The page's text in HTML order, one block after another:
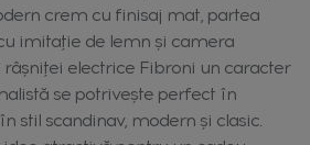
crem cu finisaj mat, partea
imitație de lemn și camera
electrice Fibroni un caracter
se potrivește perfect în
stil scandinav, modern și clasic.